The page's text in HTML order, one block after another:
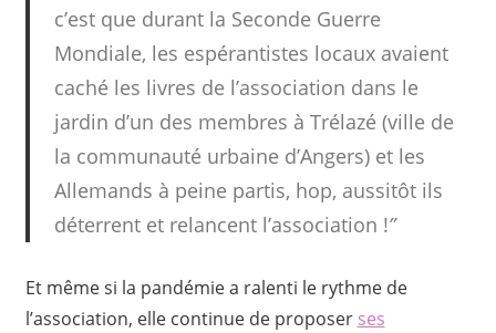
c’est que durant la Seconde Guerre
Mondiale, les espérantistes locaux avaient
caché les livres de l’association dans le
jardin d’un des membres à Trélazé (ville de
la communauté urbaine d’Angers) et les
Allemands à peine partis, hop, aussitôt ils
déterrent et relancent l’association !”
Et même si la pandémie a ralenti le rythme de
l’association, elle continue de proposer ses